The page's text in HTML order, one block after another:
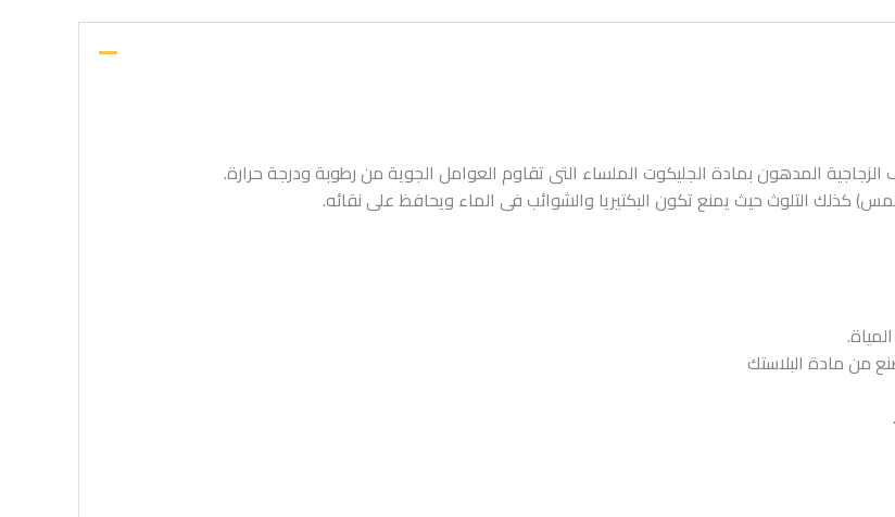
المدهون بمادة الجليكوت الملساء التى تقاوم العوامل الجوية من رطوبة ودرجة حرارة.
كذلك التلوث حيث يمنع تكون البكتيريا والشوائب فى الماء ويحافظ على نقائه.
من مادة البلاستك